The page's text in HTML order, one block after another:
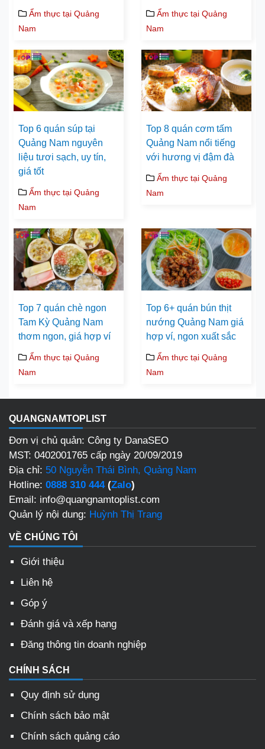
Ẩm thực tại Quảng
Nam
Ẩm thực tại Quảng
Nam
Top 6 quán súp tại
Quảng Nam nguyên
liệu tươi sạch, uy tín,
giá tốt
Ẩm thực tại Quảng
Nam
Top 8 quán cơm tấm
Quảng Nam nổi tiếng
với hương vị đậm đà
Ẩm thực tại Quảng
Nam
Top 7 quán chè ngon
Tam Kỳ Quảng Nam
thơm ngon, giá hợp ví
Ẩm thực tại Quảng
Nam
Top 6+ quán bún thịt
nướng Quảng Nam giá
hợp ví, ngon xuất sắc
Ẩm thực tại Quảng
Nam
QUANGNAMTOPLIST
Đơn vị chủ quản: Công ty DanaSEO
MST: 0402001765 cấp ngày 20/09/2019
Địa chỉ: 50 Nguyễn Thái Bình, Quảng Nam
Hotline: 0888 310 444(Zalo)
Email: info@quangnamtoplist.com
Quản lý nội dung: Huỳnh Thị Trang
VỀ CHÚNG TÔI
Giới thiệu
Liên hệ
Góp ý
Đánh giá và xếp hạng
Đăng thông tin doanh nghiệp
CHÍNH SÁCH
Quy định sử dụng
Chính sách bảo mật
Chính sách quảng cáo